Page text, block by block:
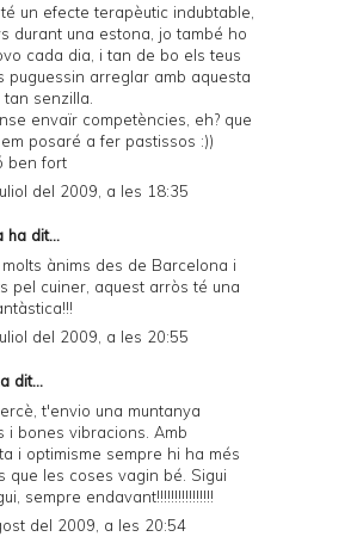
un efecte terapèutic indubtable,
durant una estona, jo també ho
cada dia, i tan de bo els teus
puguessin arreglar amb aquesta
senzilla.
envaïr competències, eh? que
posaré a fer pastissos :))
ben fort
del 2009, a les 18:35
ha dit...
molts ànims des de Barcelona i
pel cuiner, aquest arròs té una
del 2009, a les 20:55
dit...
t'envio una muntanya
i bones vibracions. Amb
i optimisme sempre hi ha més
que les coses vagin bé. Sigui
sempre endavant!!!!!!!!!!!!!!!!
del 2009, a les 20:54